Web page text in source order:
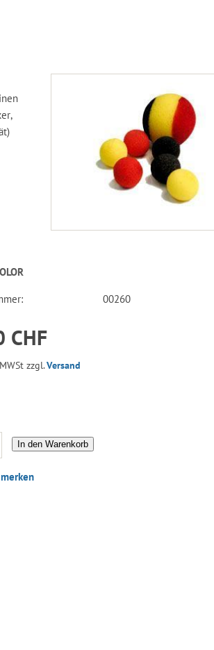
00260
CHF
zzgl.Versand
In den Warenkorb